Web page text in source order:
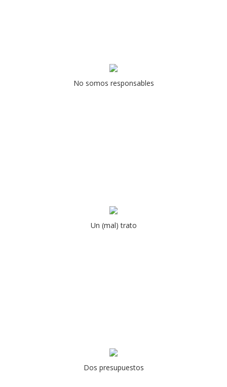
No somos responsables
Un (mal) trato
Dos presupuestos